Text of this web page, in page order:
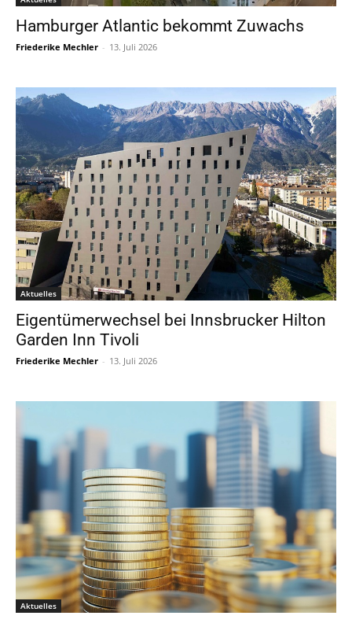
Hamburger Atlantic bekommt Zuwachs
Friederike Mechler - 13. Juli 2026
Aktuelles
Eigentümerwechsel bei Innsbrucker Hilton
Garden Inn Tivoli
Friederike Mechler - 13. Juli 2026
Aktuelles